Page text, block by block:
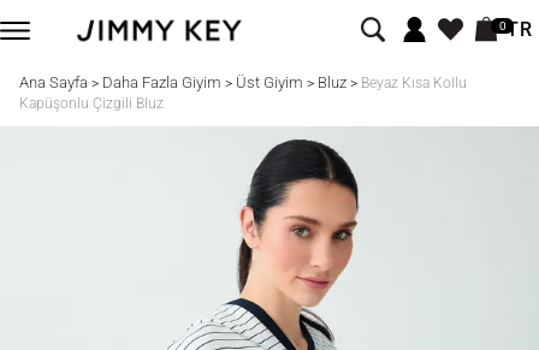
0TR
Ana Sayfa > Daha Fazla Giyim > Üst Giyim > Bluz> Beyaz Kısa Kollu
Kapüşonlu Çizgili Bluz